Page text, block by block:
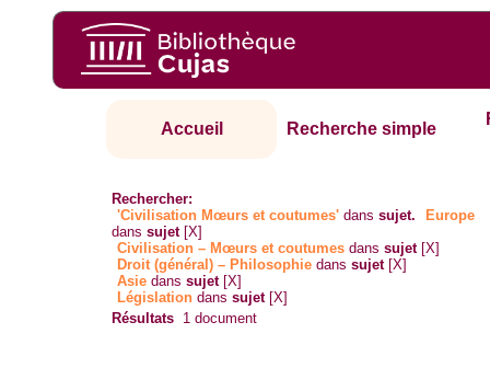
Accueil Recherche simple
Rechercher:
'Civilisation Mœurs et coutumes' danssujet.
Europe
danssujet [X]
Civilisation – Mœurs et coutumes danssujet [X]
Droit (général) – Philosophie danssujet [X]
Asie danssujet [X]
Législation danssujet [X]
Résultats 1 document